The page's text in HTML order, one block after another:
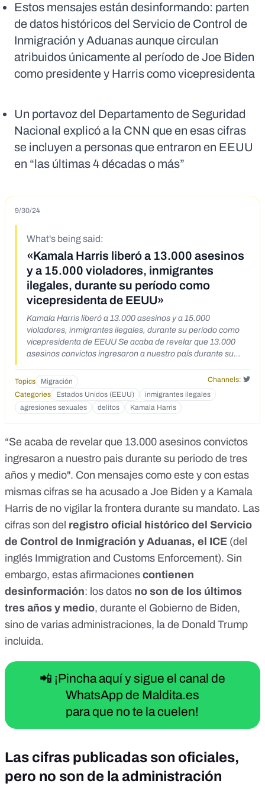
Estos mensajes están desinformando: parten
de datos históricos del Servicio de Control de
Inmigración y Aduanas aunque circulan
atribuidos únicamente al período de Joe Biden
como presidente y Harris como vicepresidenta
Un portavoz del Departamento de Seguridad
Nacional explicó a la CNN que en esas cifras
se incluyen a personas que entraron en EEUU
en “las últimas 4 décadas o más”
9/30/24
What's being said:
«Kamala Harris liberó a 13.000 asesinos
y a 15.000 violadores, inmigrantes
ilegales, durante su período como
vicepresidenta de EEUU»
Kamala Harris liberó a 13.000 asesinos y a 15.000
violadores, inmigrantes ilegales, durante su período como
vicepresidenta de EEUU Se acaba de revelar que 13.000
asesinos convictos ingresaron a nuestro país durante su
Topics Migración
Channels:
Categories
Estados Unidos (EEUU)
inmigrantes ilegales
agresiones sexuales
delitos Kamala Harris
“Se acaba de revelar que 13.000 asesinos convictos
ingresaron a nuestro pais durante su periodo de tres
años y medio". Con mensajes como este y con estas
mismas cifras se ha acusado a Joe Biden y a Kamala
Harris de no vigilar la frontera durante su mandato. Las
cifras son del registro oficial histórico del Servicio
de Control de Inmigración y Aduanas, el ICE (del
inglés Immigration and Customs Enforcement). Sin
embargo, estas afirmaciones contienen
desinformación: los datos no son de los últimos
tres años y medio, durante el Gobierno de Biden,
sino de varias administraciones, la de Donald Trump
incluida.
📲 ¡Pincha aquí y sigue el canal de
WhatsApp de Maldita.es
para que no te la cuelen!
Las cifras publicadas son oficiales,
pero no son de la administración